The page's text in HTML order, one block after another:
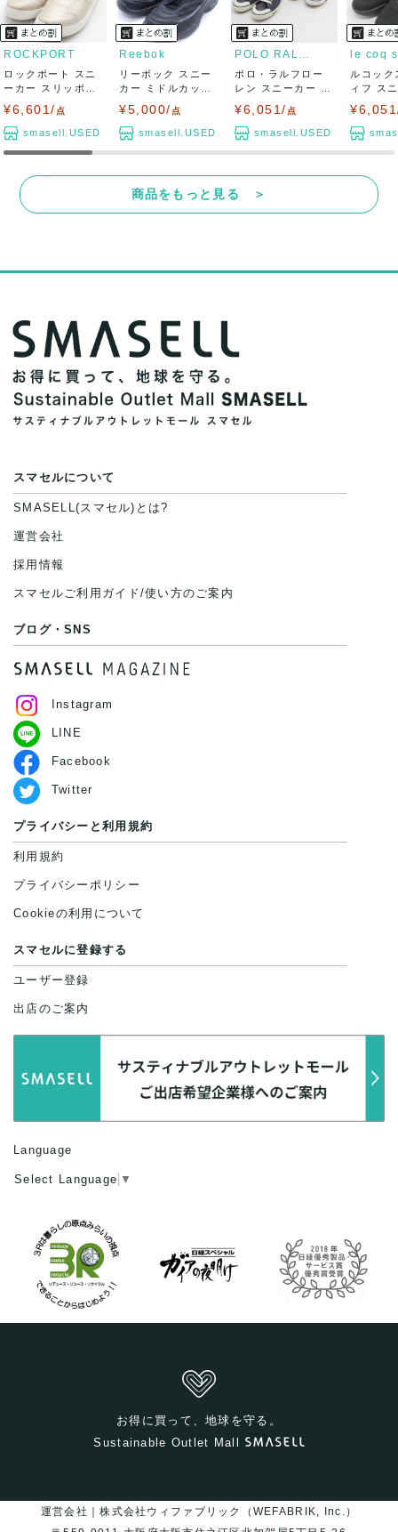
ROCKPORT
ロックポート スニ
ーカー スリッポン
¥6,601/ 点
smasell.USED
Reebok
リーボック スニー
カー ミドルカット
¥5,000/ 点
smasell.USED
POLO RALPH LAUREN
ポロ・ラルフロー
レン スニーカー 2
¥6,051/ 点
smasell.USED
le coq
ルコック
ィフ ス
商品をもっと見る ＞
スマセルについて
SMASELL(スマセル)とは?
運営会社
採用情報
スマセルご利用ガイド/使い方のご案内
ブログ・SNS
Instagram
LINE
Facebook
Twitter
プライバシーと利用規約
利用規約
プライバシーポリシー
Cookieの利用について
スマセルに登録する
ユーザー登録
出店のご案内
Language
Select Language ▼
お得に買って、地球を守る。
Sustainable Outlet Mall
運営会社｜株式会社ウィファブリック（WEFABRIK, Inc.）